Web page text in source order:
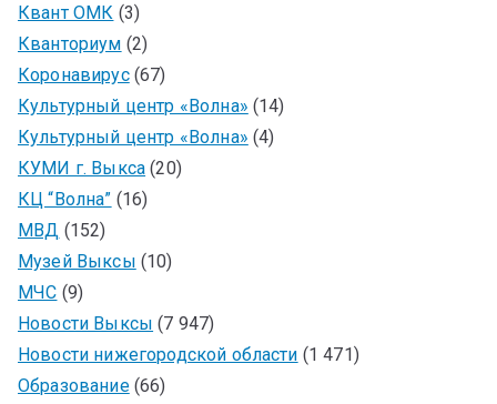
Квант ОМК (3)
Кванториум (2)
Коронавирус(67)
Культурный центр «Волна» (14)
Культурный центр «Волна» (4)
КУМИ г. Выкса (20)
КЦ “Волна” (16)
МВД (152)
Музей Выксы (10)
МЧС (9)
Новости Выксы (7 947)
Новости нижегородской области (1 471)
Образование(66)